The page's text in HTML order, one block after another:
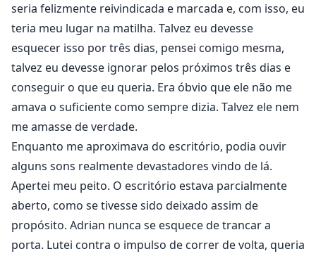
seria felizmente reivindicada e marcada e, com isso, eu
teria meu lugar na matilha. Talvez eu devesse
esquecer isso por três dias, pensei comigo mesma,
talvez eu devesse ignorar pelos próximos três dias e
conseguir o que eu queria. Era óbvio que ele não me
amava o suficiente como sempre dizia. Talvez ele nem
me amasse de verdade.
Enquanto me aproximava do escritório, podia ouvir
alguns sons realmente devastadores vindo de lá.
Apertei meu peito. O escritório estava parcialmente
aberto, como se tivesse sido deixado assim de
propósito. Adrian nunca se esquece de trancar a
porta. Lutei contra o impulso de correr de volta, queria